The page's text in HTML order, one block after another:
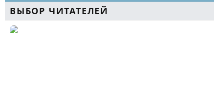
ВЫБОР ЧИТАТЕЛЕЙ